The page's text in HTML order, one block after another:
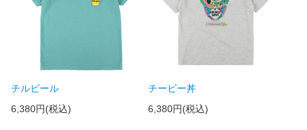
チルビール
6,380円(税込)
チービー丼
6,380円(税込)